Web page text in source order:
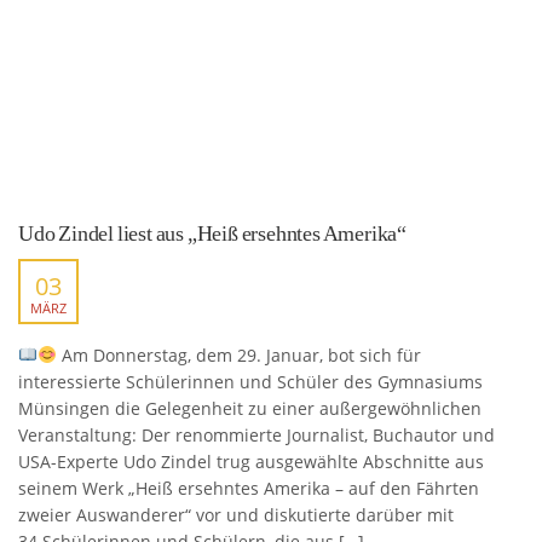
Udo Zindel liest aus „Heiß ersehntes Amerika“
03
MÄRZ
Am Donnerstag, dem 29. Januar, bot sich für
interessierte Schülerinnen und Schüler des Gymnasiums
Münsingen die Gelegenheit zu einer außergewöhnlichen
Veranstaltung: Der renommierte Journalist, Buchautor und
USA-Experte Udo Zindel trug ausgewählte Abschnitte aus
seinem Werk „Heiß ersehntes Amerika – auf den Fährten
zweier Auswanderer“ vor und diskutierte darüber mit